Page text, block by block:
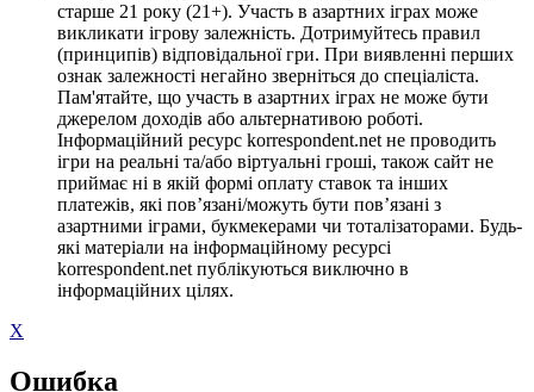
старше 21 року (21+). Участь в азартних іграх може
викликати ігрову залежність. Дотримуйтесь правил
(принципів) відповідальної гри. При виявленні перших
ознак залежності негайно зверніться до спеціаліста.
Пам'ятайте, що участь в азартних іграх не може бути
джерелом доходів або альтернативою роботі.
Інформаційний ресурс korrespondent.net не проводить
ігри на реальні та/або віртуальні гроші, також сайт не
приймає ні в якій формі оплату ставок та інших
платежів, які пов’язані/можуть бути пов’язані з
азартними іграми, букмекерами чи тоталізаторами. Будь-
які матеріали на інформаційному ресурсі
korrespondent.net публікуються виключно в
інформаційних цілях.
X
Ошибка